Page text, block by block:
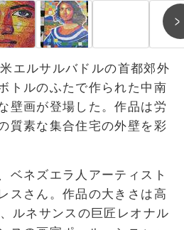
エルサルバドルの首都郊外
トルのふたで作られた中南
壁画が登場した。作品は労
質素な集合住宅の外壁を彩
ベネズエラ人アーティスト
スさん。作品の大きさは高
ルネサンスの巨匠レオナル